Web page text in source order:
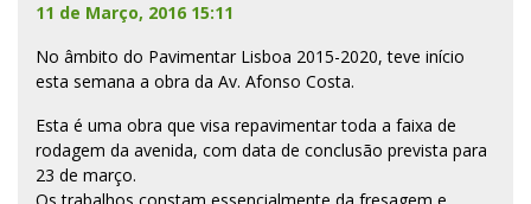
11 de Março, 2016 15:11
No âmbito do Pavimentar Lisboa 2015-2020, teve início
esta semana a obra da Av. Afonso Costa.
Esta é uma obra que visa repavimentar toda a faixa de
rodagem da avenida, com data de conclusão prevista para
23 de março.